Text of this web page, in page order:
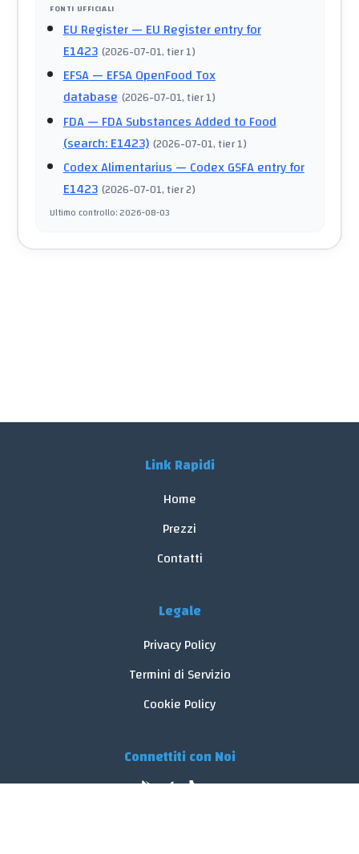
FONTI UFFICIALI
EU Register— EU Register entry for
E1423 (2026-07-01, tier 1)
EFSA— EFSA OpenFood Tox
database (2026-07-01, tier 1)
FDA— FDA Substances Added to Food
(search: E1423) (2026-07-01, tier 1)
Codex Alimentarius— Codex GSFA entry for
E1423 (2026-07-01, tier 2)
Ultimo controllo:2026-08-03
Link Rapidi
Home
Prezzi
Contatti
Legale
Privacy Policy
Termini di Servizio
Cookie Policy
Connettiti con Noi